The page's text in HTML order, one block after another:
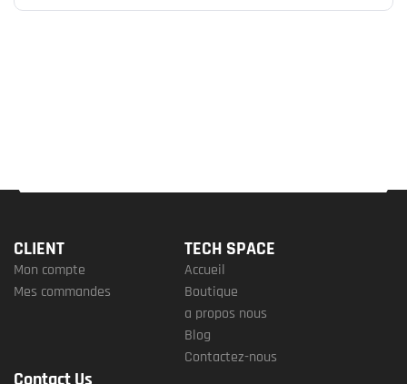
CLIENT
Mon compte
Mes commandes
TECH SPACE
Accueil
Boutique
a propos nous
Blog
Contactez-nous